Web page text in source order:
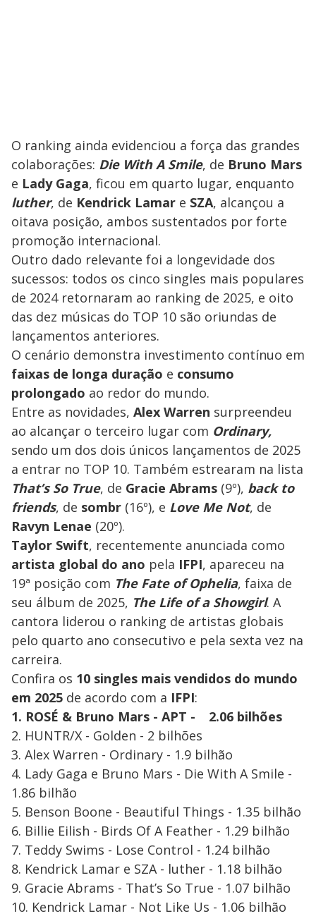
O ranking ainda evidenciou a força das grandes
colaborações: Die With A Smile, de Bruno Mars
e Lady Gaga, ficou em quarto lugar, enquanto
luther, de Kendrick Lamar e SZA, alcançou a
oitava posição, ambos sustentados por forte
promoção internacional.
Outro dado relevante foi a longevidade dos
sucessos: todos os cinco singles mais populares
de 2024 retornaram ao ranking de 2025, e oito
das dez músicas do TOP 10 são oriundas de
lançamentos anteriores.
O cenário demonstra investimento contínuo em
faixas de longa duração e consumo
prolongado ao redor do mundo.
Entre as novidades, Alex Warren surpreendeu
ao alcançar o terceiro lugar com Ordinary,
sendo um dos dois únicos lançamentos de 2025
a entrar no TOP 10. Também estrearam na lista
That’s So True, de Gracie Abrams (9º), back to
friends, de sombr (16º), e Love Me Not, de
Ravyn Lenae (20º).
Taylor Swift, recentemente anunciada como
artista global do ano pela IFPI, apareceu na
19ª posição com The Fate of Ophelia, faixa de
seu álbum de 2025, The Life of a Showgirl. A
cantora liderou o ranking de artistas globais
pelo quarto ano consecutivo e pela sexta vez na
carreira.
Confira os 10 singles mais vendidos do mundo
em 2025 de acordo com a IFPI:
1. ROSÉ & Bruno Mars - APT -
2.06 bilhões
2. HUNTR/X - Golden - 2 bilhões
3. Alex Warren - Ordinary - 1.9 bilhão
4. Lady Gaga e Bruno Mars - Die With A Smile -
1.86 bilhão
5. Benson Boone - Beautiful Things - 1.35 bilhão
6. Billie Eilish - Birds Of A Feather - 1.29 bilhão
7. Teddy Swims - Lose Control - 1.24 bilhão
8. Kendrick Lamar e SZA - luther - 1.18 bilhão
9. Gracie Abrams - That’s So True - 1.07 bilhão
10. Kendrick Lamar - Not Like Us - 1.06 bilhão